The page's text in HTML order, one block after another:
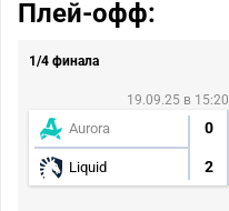
Плей-офф:
1/4 финала
19.09.25 в 15:20
Aurora 0
Liquid 2